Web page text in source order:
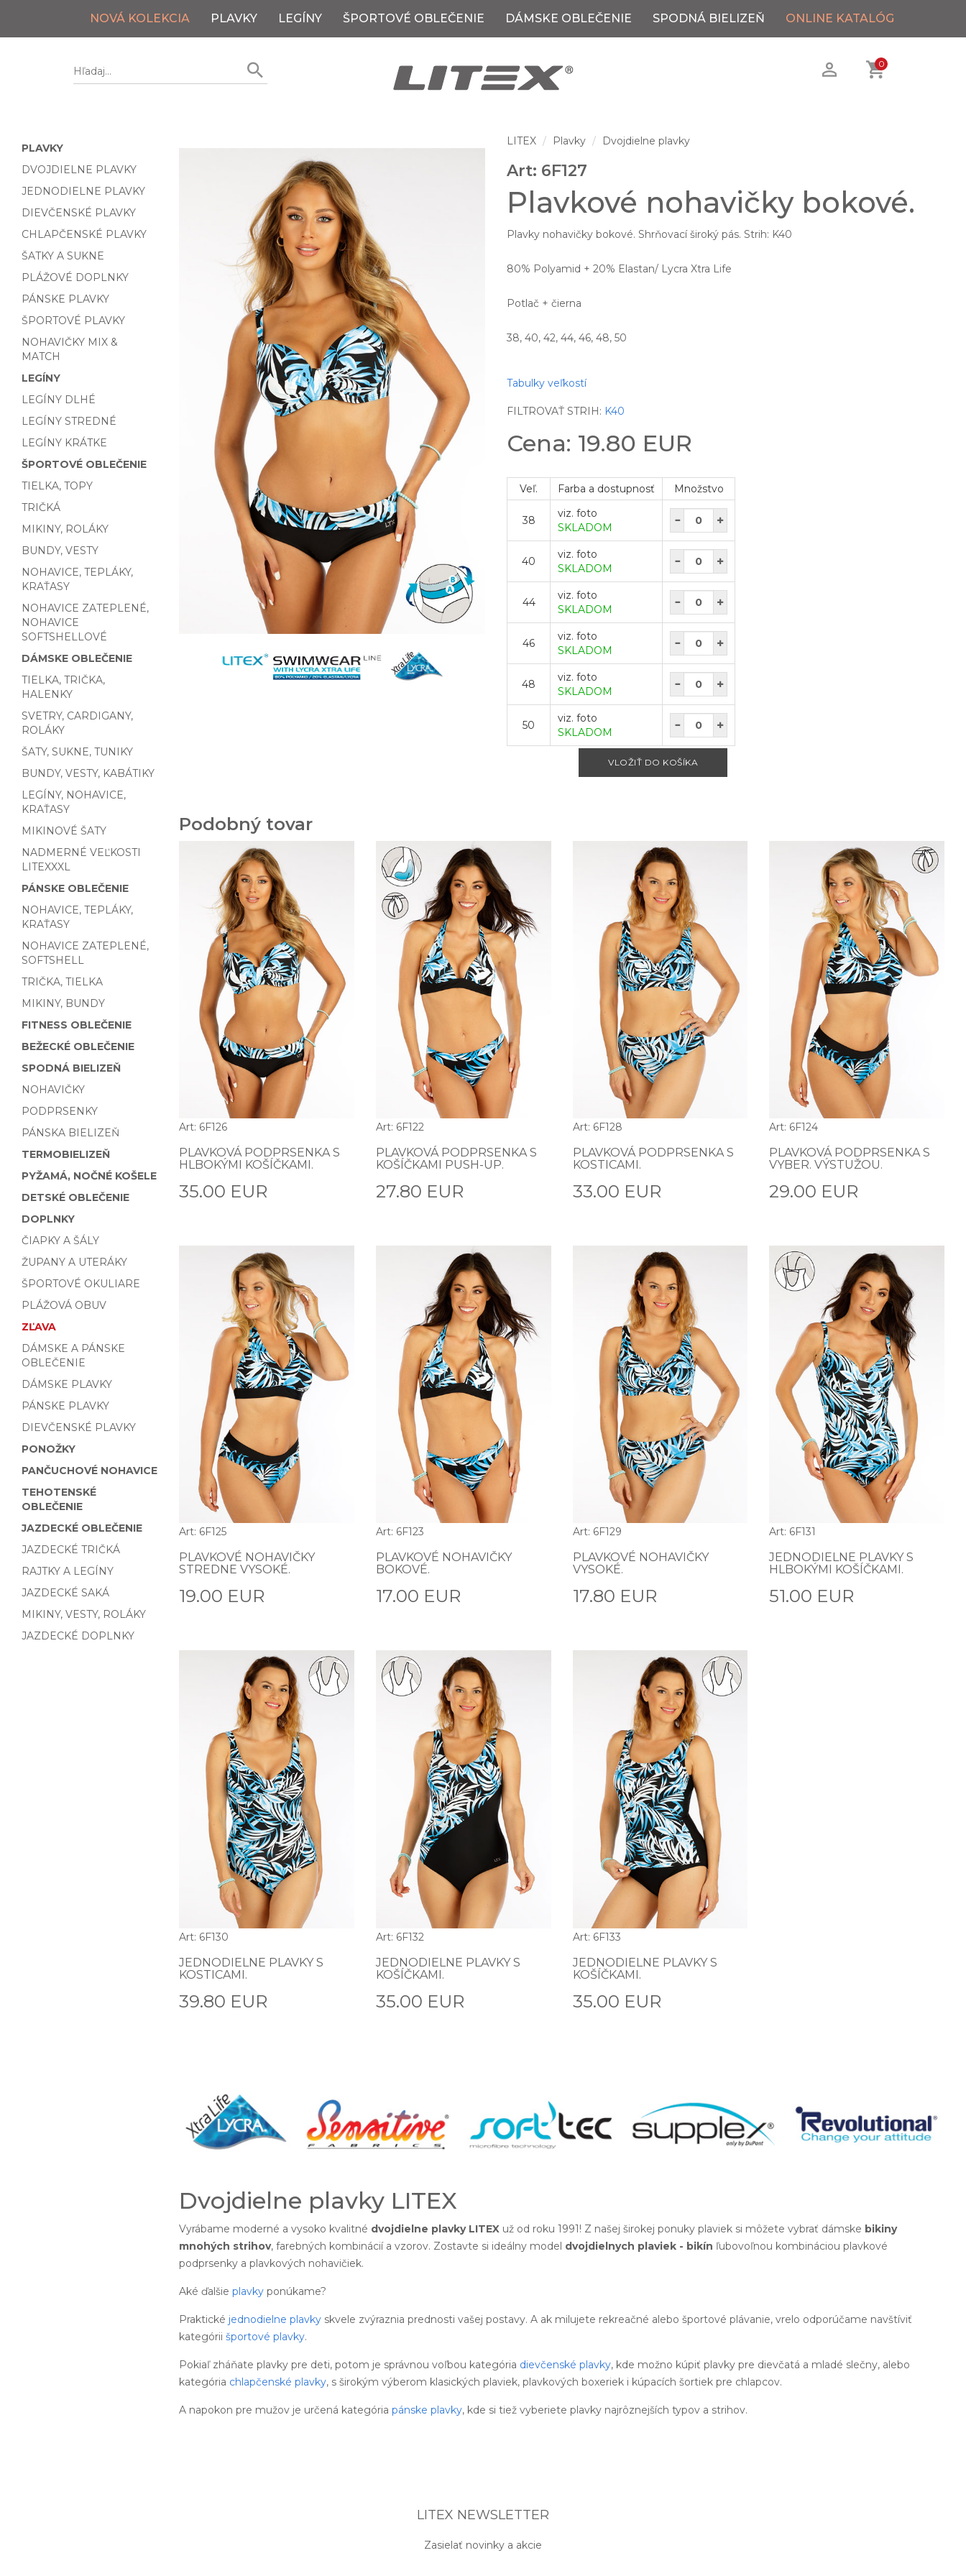
NOVÁ KOLEKCIA PLAVKY LEGÍNY ŠPORTOVÉ OBLEČENIE DÁMSKE OBLEČENIE SPODNÁ BIELIZEŇ ONLINE KATALÓG
0
PLAVKY
DVOJDIELNE PLAVKY
JEDNODIELNE PLAVKY
DIEVČENSKÉ PLAVKY
CHLAPČENSKÉ PLAVKY
ŠATKY A SUKNE
PLÁŽOVÉ DOPLNKY
PÁNSKE PLAVKY
ŠPORTOVÉ PLAVKY
NOHAVIČKY MIX &
MATCH
LEGÍNY
LEGÍNY DLHÉ
LEGÍNY STREDNÉ
LEGÍNY KRÁTKE
ŠPORTOVÉ OBLEČENIE
TIELKA, TOPY
TRIČKÁ
MIKINY, ROLÁKY
BUNDY, VESTY
NOHAVICE, TEPLÁKY,
KRAŤASY
NOHAVICE ZATEPLENÉ,
NOHAVICE
SOFTSHELLOVÉ
DÁMSKE OBLEČENIE
TIELKA, TRIČKA,
HALENKY
SVETRY, CARDIGANY,
ROLÁKY
ŠATY, SUKNE, TUNIKY
BUNDY, VESTY, KABÁTIKY
LEGÍNY, NOHAVICE,
KRAŤASY
MIKINOVÉ ŠATY
NADMERNÉ VEĽKOSTI
LITEXXXL
PÁNSKE OBLEČENIE
NOHAVICE, TEPLÁKY,
KRAŤASY
NOHAVICE ZATEPLENÉ,
SOFTSHELL
TRIČKA, TIELKA
MIKINY, BUNDY
FITNESS OBLEČENIE
BEŽECKÉ OBLEČENIE
SPODNÁ BIELIZEŇ
NOHAVIČKY
PODPRSENKY
PÁNSKA BIELIZEŇ
TERMOBIELIZEŇ
PYŽAMÁ, NOČNÉ KOŠELE
DETSKÉ OBLEČENIE
DOPLNKY
ČIAPKY A ŠÁLY
ŽUPANY A UTERÁKY
ŠPORTOVÉ OKULIARE
PLÁŽOVÁ OBUV
ZĽAVA
DÁMSKE A PÁNSKE
OBLEČENIE
DÁMSKE PLAVKY
PÁNSKE PLAVKY
DIEVČENSKÉ PLAVKY
PONOŽKY
PANČUCHOVÉ NOHAVICE
TEHOTENSKÉ
OBLEČENIE
JAZDECKÉ OBLEČENIE
JAZDECKÉ TRIČKÁ
RAJTKY A LEGÍNY
JAZDECKÉ SAKÁ
MIKINY, VESTY, ROLÁKY
JAZDECKÉ DOPLNKY
LITEX Plavky Dvojdielne plavky
Art: 6F127
Plavkové nohavičky bokové.
Plavky nohavičky bokové. Shrňovací široký pás. Strih: K40
80% Polyamid + 20% Elastan/ Lycra Xtra Life
Potlač + čierna
38, 40, 42, 44, 46, 48, 50
Tabulky veľkostí
FILTROVAŤ STRIH: K40
Cena: 19.80 EUR
Veľ. Farba a dostupnosť Množstvo
38
viz. foto
SKLADOM
40
viz. foto
SKLADOM
44
viz. foto
SKLADOM
46
viz. foto
SKLADOM
48
viz. foto
SKLADOM
50
viz. foto
SKLADOM
Podobný tovar
Art: 6F126
PLAVKOVÁ PODPRSENKA S
HLBOKÝMI KOŠÍČKAMI.
35.00 EUR
Art: 6F122
PLAVKOVÁ PODPRSENKA S
KOŠÍČKAMI PUSH-UP.
27.80 EUR
Art: 6F128
PLAVKOVÁ PODPRSENKA S
KOSTICAMI.
33.00 EUR
Art: 6F124
PLAVKOVÁ PODPRSENKA S
VYBER. VÝSTUŽOU.
29.00 EUR
Art: 6F125
PLAVKOVÉ NOHAVIČKY
STREDNE VYSOKÉ.
19.00 EUR
Art: 6F123
PLAVKOVÉ NOHAVIČKY
BOKOVÉ.
17.00 EUR
Art: 6F129
PLAVKOVÉ NOHAVIČKY
VYSOKÉ.
17.80 EUR
Art: 6F131
JEDNODIELNE PLAVKY S
HLBOKÝMI KOŠÍČKAMI.
51.00 EUR
Art: 6F130
JEDNODIELNE PLAVKY S
KOSTICAMI.
39.80 EUR
Art: 6F132
JEDNODIELNE PLAVKY S
KOŠÍČKAMI.
35.00 EUR
Art: 6F133
JEDNODIELNE PLAVKY S
KOŠÍČKAMI.
35.00 EUR
Dvojdielne plavky LITEX
Vyrábame moderné a vysoko kvalitné dvojdielne plavky LITEX už od roku 1991! Z našej širokej ponuky plaviek si môžete vybrať dámske bikiny
mnohých strihov, farebných kombinácií a vzorov. Zostavte si ideálny model dvojdielnych plaviek - bikín ľubovoľnou kombináciou plavkové
podprsenky a plavkových nohavičiek.
Aké ďalšie plavky ponúkame?
Praktické jednodielne plavky skvele zvýraznia prednosti vašej postavy. A ak milujete rekreačné alebo športové plávanie, vrelo odporúčame navštíviť
kategórii športové plavky.
Pokiaľ zháňate plavky pre deti, potom je správnou voľbou kategória dievčenské plavky, kde možno kúpiť plavky pre dievčatá a mladé slečny, alebo
kategória chlapčenské plavky, s širokým výberom klasických plaviek, plavkových boxeriek i kúpacích šortiek pre chlapcov.
A napokon pre mužov je určená kategória pánske plavky, kde si tiež vyberiete plavky najrôznejších typov a strihov.
LITEX NEWSLETTER
Zasielať novinky a akcie